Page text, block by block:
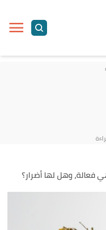
وهل لها أضرار؟